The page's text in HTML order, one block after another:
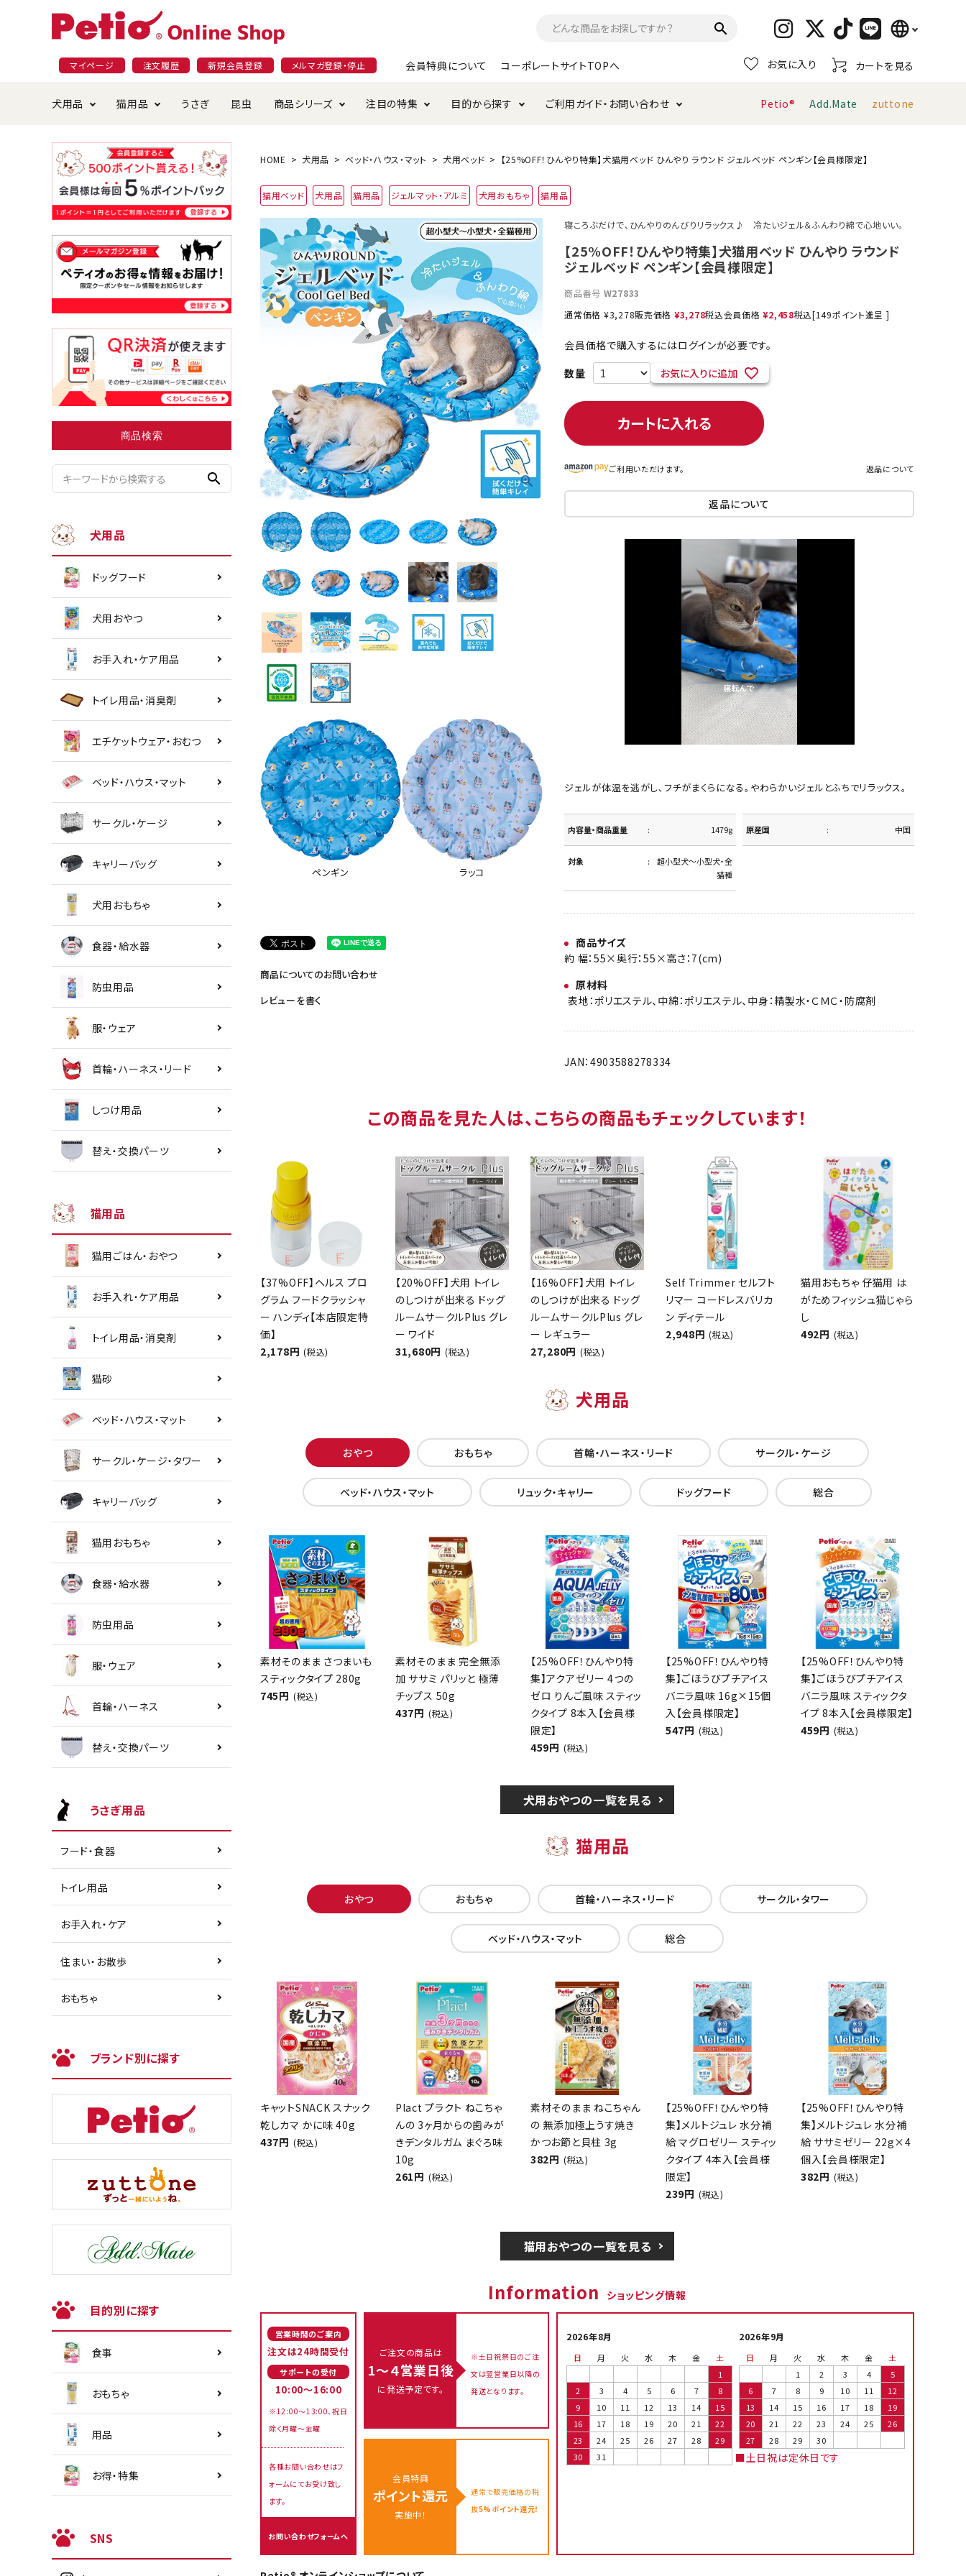
search language
日本語
English
マイページ 注文履歴 新規会員登録 メルマガ登録・停止 会員特典について コーポレートサイトTOPへ お気に入り カートを見る
犬用品
ドッグフード おやつ お手入れ・ケア用品 トイレタリー・消臭剤
ペットシーツ ベッド・ハウス・マット サークル・ケージ
おもちゃ 食器・給水器 防虫用品 服・ウェア
首輪・ハーネス・リード しつけ用品 替え・交換パーツ
猫用品
ごはん・おやつ お手入れ・ケア用品 トイレタリー・消臭剤 猫砂
ベッド・ハウス・マット サークル・ケージ・タワー キャリーバッグ
食器・給水器 防虫用品 服・ウェア 首輪・ハーネス
替え・交換パーツ
うさぎ 昆虫 商品シリーズ
プラクト 素材そのまま 極上
注目の特集
夜のお散歩特集 無添加特集 けりぐるみ特集 ペティオ公式アプリ
目的から探す
国産フード&おやつ特集 穀物不使用のグレインフリー
じゃらして遊ぶ 引っ張って遊ぶ デンタルおもちゃ
またたび・元気草 夜のお散歩
小型犬にオススメ ダイエット中にオススメ まとめ買いでオトク！！ ネコポス対象商品一覧
ご利用ガイド・お問い合わせ
ショッピングガイド 会員特典について ご注文方法について お支払い方法・配送について
返品・交換について オンラインショップ利用規約
Petio® Add.Mate zuttone
商品検索
search
犬用品
ドッグフード
犬用おやつ
お手入れ・ケア用品
トイレ用品・消臭剤
エチケットウェア・おむつ
ベッド・ハウス・マット
サークル・ケージ
キャリーバッグ
犬用おもちゃ
食器・給水器
防虫用品
服・ウェア
首輪・ハーネス・リード
しつけ用品
替え・交換パーツ
猫用品
猫用ごはん・おやつ
お手入れ・ケア用品
トイレ用品・消臭剤
猫砂
ベッド・ハウス・マット
サークル・ケージ・タワー
キャリーバッグ
猫用おもちゃ
食器・給水器
防虫用品
服・ウェア
首輪・ハーネス
替え・交換パーツ
うさぎ用品
フード・食器
トイレ用品
お手入れ・ケア
住まい・お散歩
おもちゃ
ブランド別に探す
目的別に探す
食事
おもちゃ
用品
お得・特集
SNS
HOME 犬用品 ベッド・ハウス・マット 犬用ベッド 【25%OFF！ひんやり特集】犬猫用ベッド ひんやり ラウンド ジェルベッド ペンギン【会員様限定】
猫用ベッド 犬用品 猫用品 ジェルマット・アルミ 犬用おもちゃ 猫用品
ペンギン ラッコ
商品についてのお問い合わせ
レビューを書く
寝ころぶだけで、ひんやりのんびりリラックス♪ 冷たいジェル＆ふんわり綿で心地いい。
【25%OFF！ひんやり特集】犬猫用ベッド ひんやり ラウンド
ジェルベッド ペンギン【会員様限定】
商品番号 W27833
通常価格 ¥3,278販売価格 ¥3,278税込会員価格 ¥2,458税込[149ポイント進呈 ]
会員価格で購入するにはログインが必要です。
お気に入りに追加
カートに入れる
ご利用いただけます。 返品について
返品について
ジェルが体温を逃がし､フチがまくらになる。やわらかいジェルとふちでリラックス。
内容量・商品重量 1479g 原産国 中国
対象
超小型犬～小型犬・全
猫種
商品サイズ
約 幅：55×奥行：55×高さ：7(cm)
原材料
表地：ポリエステル、中綿：ポリエステル、中身：精製水・ＣＭＣ・防腐剤
JAN：4903588278334
この商品を見た人は、こちらの商品もチェックしています！
【37%OFF】ヘルス プロ
グラム フードクラッシャ
ー ハンディ【本店限定特
価】
2,178円 (税込)
【20%OFF】犬用 トイレ
のしつけが出来る ドッグ
ルームサークルPlus グレ
ー ワイド
31,680円 (税込)
【16%OFF】犬用 トイレ
のしつけが出来る ドッグ
ルームサークルPlus グレ
ー レギュラー
27,280円 (税込)
Self Trimmer セルフト
リマー コードレスバリカ
ン ディテール
2,948円 (税込)
猫用おもちゃ 仔猫用 は
がためフィッシュ猫じゃら
し
492円 (税込)
犬用品
おやつ おもちゃ 首輪・ハーネス・リード サークル・ケージ
ベッド・ハウス・マット リュック・キャリー ドッグフード 総合
素材そのまま さつまいも
スティックタイプ 280g
745円 (税込)
素材そのまま 完全無添
加 ササミ パリッと 極薄
チップス 50g
437円 (税込)
【25%OFF！ひんやり特
集】アクアゼリー 4つの
ゼロ りんご風味 スティッ
クタイプ 8本入【会員様
限定】
459円 (税込)
【25%OFF！ひんやり特
集】ごほうびプチアイス
バニラ風味 16g×15個
入【会員様限定】
547円 (税込)
【25%OFF！ひんやり特
集】ごほうびプチアイス
バニラ風味 スティックタ
イプ 8本入【会員様限定】
459円 (税込)
犬用おやつの一覧を見る
猫用品
おやつ おもちゃ 首輪・ハーネス・リード サークル・タワー
ベッド・ハウス・マット 総合
キャットSNACK スナック
乾しカマ かに味 40g
437円 (税込)
Plact プラクト ねこちゃ
んの 3ヶ月からの歯みが
きデンタルガム まぐろ味
10g
261円 (税込)
素材そのまま ねこちゃん
の 無添加極上うす焼き
かつお節と貝柱 3g
382円 (税込)
【25%OFF！ひんやり特
集】メルトジュレ 水分補
給 マグロゼリー スティッ
クタイプ 4本入【会員様
限定】
239円 (税込)
【25%OFF！ひんやり特
集】メルトジュレ 水分補
給 ササミゼリー 22g×4
個入【会員様限定】
382円 (税込)
猫用おやつの一覧を見る
Information ショッピング情報
営業時間のご案内
注文は24時間受付
サポートの受付
10:00～16:00
※12:00～13:00、祝日
除く月曜～金曜
各種お問い合わせはフ
ォームにてお受け致し
ます。
お問い合わせフォームへ
ご注文の商品は
1～４営業日後
に発送予定です。
※土日祝祭日のご注
文は翌営業日以降の
発送となります。
会員特典
ポイント還元
実施中！
通常で販売価格の税
抜5%ポイント還元！
2026年8月
日 月 火 水 木 金
土
1
2
3 4 5 6 7
8
9
10 11 12 13 14
15
16
17 18 19 20 21
22
23
24 25 26 27 28
29
30
31
2026年9月
日 月 火 水 木 金
土
1
2 3 4
5
6
7 8 9 10 11
12
13
14 15 16 17 18
19
20
21 22 23 24 25
26
27
28 29 30
■土日祝は定休日です